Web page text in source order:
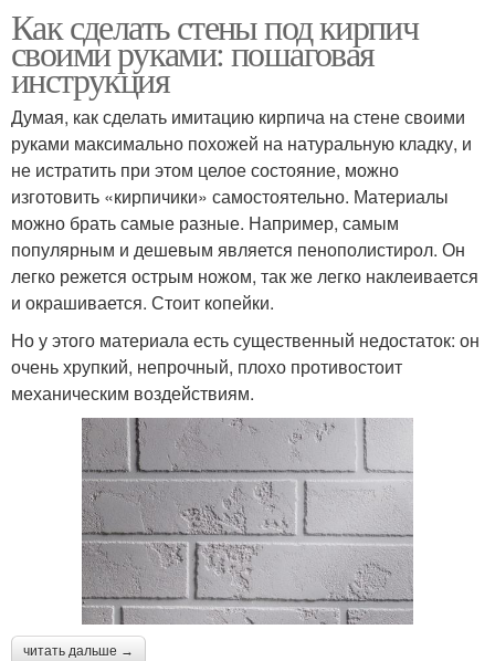
Как сделать стены под кирпич
своими руками: пошаговая
инструкция
Думая, как сделать имитацию кирпича на стене своими
руками максимально похожей на натуральную кладку, и
не истратить при этом целое состояние, можно
изготовить «кирпичики» самостоятельно. Материалы
можно брать самые разные. Например, самым
популярным и дешевым является пенополистирол. Он
легко режется острым ножом, так же легко наклеивается
и окрашивается. Стоит копейки.
Но у этого материала есть существенный недостаток: он
очень хрупкий, непрочный, плохо противостоит
механическим воздействиям.
читать дальше →